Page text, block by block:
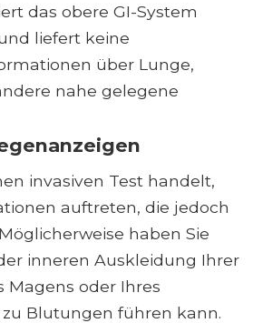
das obere GI-System
liefert keine
über Lunge,
nahe gelegene
invasiven Test handelt,
auftreten, die jedoch
haben Sie
inneren Auskleidung Ihrer
Magens oder Ihres
Blutungen führen kann.